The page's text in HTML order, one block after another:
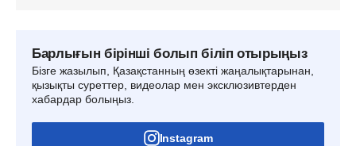
Барлығын бірінші болып біліп отырыңыз
Бізге жазылып, Қазақстанның өзекті жаңалықтарынан,
қызықты суреттер, видеолар мен эксклюзивтерден
хабардар болыңыз.
Instagram